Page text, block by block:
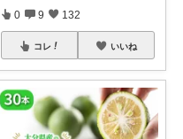
0 9 132
コレ いいね